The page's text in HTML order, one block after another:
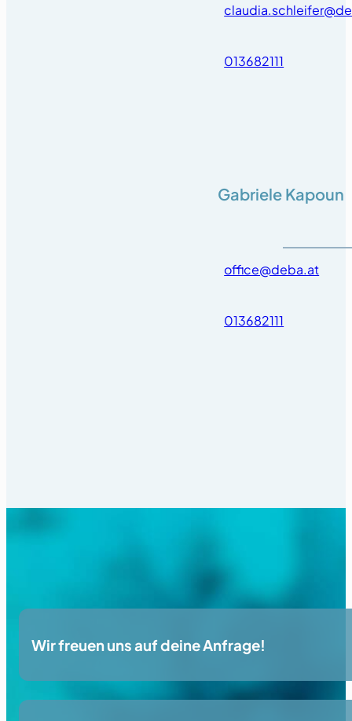
013682111
Gabriele Kapoun
office@deba.at
013682111
Wir freuen uns auf deine Anfrage!